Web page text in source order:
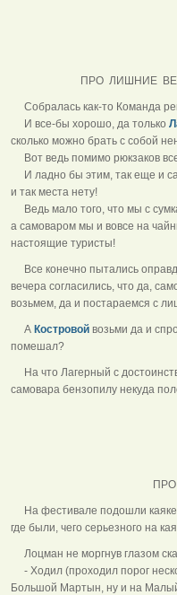
ПРО ЛИШНИЕ ВЕЩИ
Собралась как-то Команда
И все-бы хорошо, да только
сколько можно брать с собой
Вот ведь помимо рюкзаков
И ладно бы этим, так еще и
и так места нету!
Ведь мало того, что мы с
а самоваром мы и вовсе на
настоящие туристы!
Все конечно пытались
вечера согласились, что да,
возьмем, да и постараемся с
А Костровой возьми да и
помешал?
На что Лагерный с
самовара бензопилу некуда
ПРО
На фестивале подошли
где были, чего серьезного на
Лоцман не моргнув глазом
- Ходил (проходил порог
Большой Мартын, ну и на